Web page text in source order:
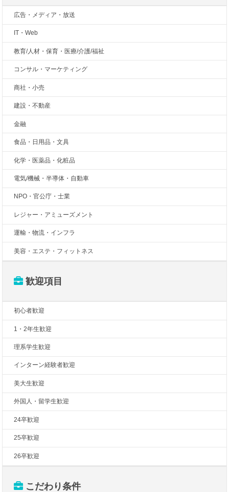
広告・メディア・放送
IT・Web
教育/人材・保育・医療/介護/福祉
コンサル・マーケティング
商社・小売
建設・不動産
金融
食品・日用品・文具
化学・医薬品・化粧品
電気/機械・半導体・自動車
NPO・官公庁・士業
レジャー・アミューズメント
運輸・物流・インフラ
美容・エステ・フィットネス
歓迎項目
初心者歓迎
1・2年生歓迎
理系学生歓迎
インターン経験者歓迎
美大生歓迎
外国人・留学生歓迎
24卒歓迎
25卒歓迎
26卒歓迎
こだわり条件